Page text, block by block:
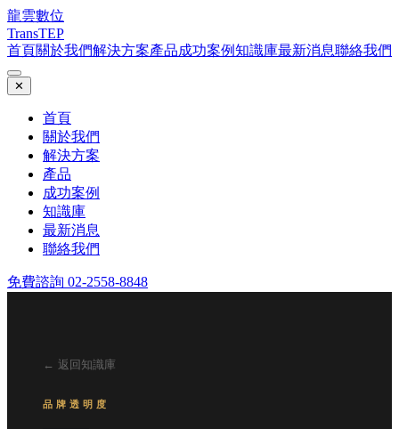
龍雲數位
TransTEP
首頁關於我們解決方案產品成功案例知識庫最新消息聯絡我們
✕
首頁
關於我們
解決方案
產品
成功案例
知識庫
最新消息
聯絡我們
免費諮詢 02-2558-8848
← 返回知識庫
品牌透明度